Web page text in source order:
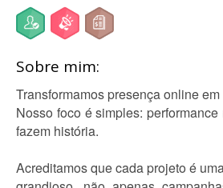
Sobre mim:
Transformamos presença online
Nosso foco é simples:
fazem história.
Acreditamos que cada projeto é